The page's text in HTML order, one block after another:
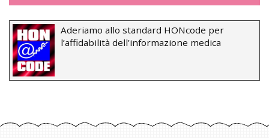
Aderiamo allo standard HONcode per
l’affidabilità dell’informazione medica